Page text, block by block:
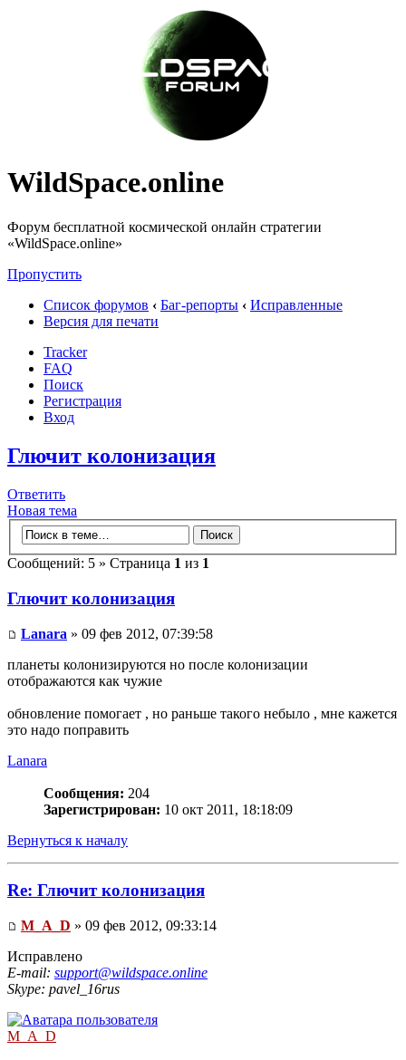
WildSpace.online
Форум бесплатной космической онлайн стратегии
«WildSpace.online»
Пропустить
Список форумов ‹ Баг-репорты ‹ Исправленные
Версия для печати
Tracker
FAQ
Поиск
Регистрация
Вход
Глючит колонизация
Ответить
Новая тема
Сообщений: 5 » Страница 1 из 1
Глючит колонизация
Lanara » 09 фев 2012, 07:39:58
планеты колонизируются но после колонизации
отображаются как чужие
обновление помогает , но раньше такого небыло , мне кажется
это надо поправить
Lanara
Сообщения: 204
Зарегистрирован: 10 окт 2011, 18:18:09
Вернуться к началу
Re: Глючит колонизация
M_A_D » 09 фев 2012, 09:33:14
Исправлено
E-mail: support@wildspace.online
Skype: pavel_16rus
M_A_D